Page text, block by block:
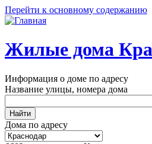
Перейти к основному содержанию
Жилые дома
Информация о доме по адресу
Название улицы, номера дома
Дома по адресу